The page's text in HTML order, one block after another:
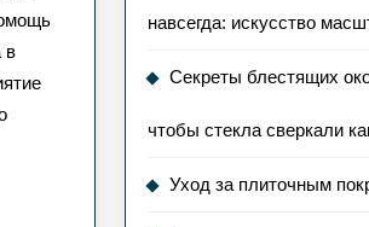
раз
навсегда:
масштабной
в
навсегда: искусство
Секреты блестящих
чтобы стекла сверкали
Уход за плиточным